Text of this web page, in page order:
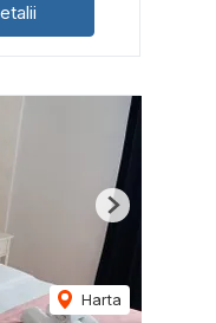
Harta
Next